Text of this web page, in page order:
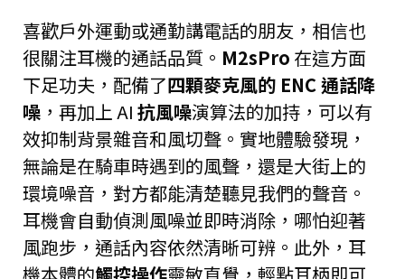
喜歡戶外運動或通勤講電話的朋友，相信也
很關注耳機的通話品質。 M2sPro 在這方面
下足功夫，配備了四顆麥克風的 ENC 通話降
噪 ，再加上 AI 抗風噪演算法的加持，可以有
效抑制背景雜音和風切聲。實地體驗發現，
無論是在騎車時遇到的風聲，還是大街上的
環境噪音，對方都能清楚聽見我們的聲音。
耳機會自動偵測風噪並即時消除，哪怕迎著
風跑步，通話內容依然清晰可辨。此外，耳